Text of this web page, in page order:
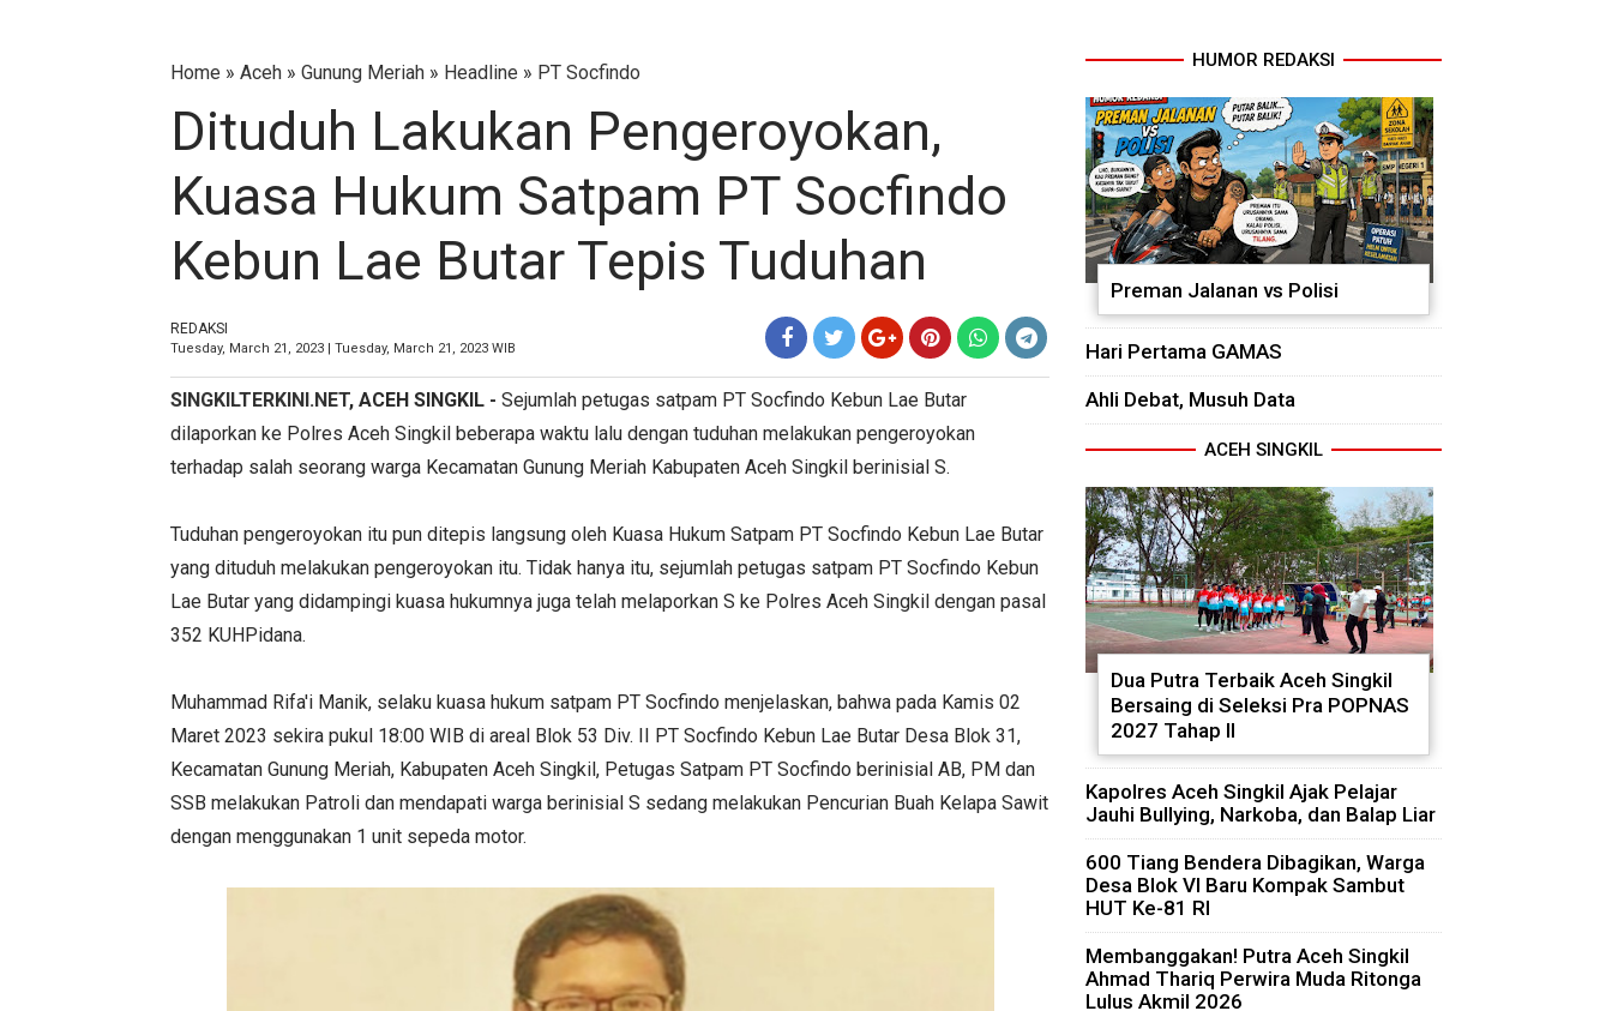
Home » Aceh » Gunung Meriah » Headline » PT Socfindo
Dituduh Lakukan Pengeroyokan,
Kuasa Hukum Satpam PT Socfindo
Kebun Lae Butar Tepis Tuduhan
REDAKSI
Tuesday, March 21, 2023 | Tuesday, March 21, 2023 WIB
SINGKILTERKINI.NET, ACEH SINGKIL - Sejumlah petugas satpam PT Socfindo Kebun Lae Butar
dilaporkan ke Polres Aceh Singkil beberapa waktu lalu dengan tuduhan melakukan pengeroyokan
terhadap salah seorang warga Kecamatan Gunung Meriah Kabupaten Aceh Singkil berinisial S.
Tuduhan pengeroyokan itu pun ditepis langsung oleh Kuasa Hukum Satpam PT Socfindo Kebun Lae Butar
yang dituduh melakukan pengeroyokan itu. Tidak hanya itu, sejumlah petugas satpam PT Socfindo Kebun
Lae Butar yang didampingi kuasa hukumnya juga telah melaporkan S ke Polres Aceh Singkil dengan pasal
352 KUHPidana.
Muhammad Rifa'i Manik, selaku kuasa hukum satpam PT Socfindo menjelaskan, bahwa pada Kamis 02
Maret 2023 sekira pukul 18:00 WIB di areal Blok 53 Div. II PT Socfindo Kebun Lae Butar Desa Blok 31,
Kecamatan Gunung Meriah, Kabupaten Aceh Singkil, Petugas Satpam PT Socfindo berinisial AB, PM dan
SSB melakukan Patroli dan mendapati warga berinisial S sedang melakukan Pencurian Buah Kelapa Sawit
dengan menggunakan 1 unit sepeda motor.
HUMOR REDAKSI
Preman Jalanan vs Polisi
Hari Pertama GAMAS
Ahli Debat, Musuh Data
ACEH SINGKIL
Dua Putra Terbaik Aceh Singkil
Bersaing di Seleksi Pra POPNAS
2027 Tahap II
Kapolres Aceh Singkil Ajak Pelajar
Jauhi Bullying, Narkoba, dan Balap Liar
600 Tiang Bendera Dibagikan, Warga
Desa Blok VI Baru Kompak Sambut
HUT Ke-81 RI
Membanggakan! Putra Aceh Singkil
Ahmad Thariq Perwira Muda Ritonga
Lulus Akmil 2026